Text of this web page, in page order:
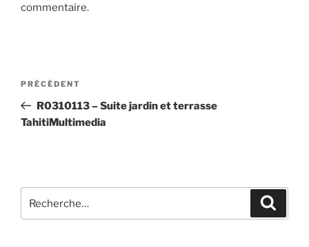
commentaire.
Navigation
l’article
Article
précédent
PRÉCÉDENT
R0310113 – Suite jardin et terrasse
TahitiMultimedia
pour